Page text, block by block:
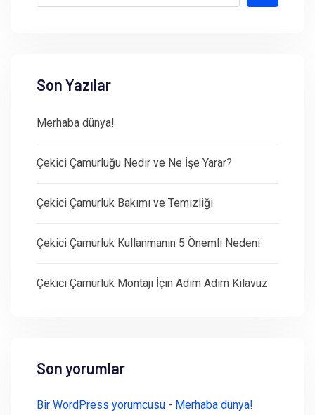
Son Yazılar
Merhaba dünya!
Çekici Çamurluğu Nedir ve Ne İşe Yarar?
Çekici Çamurluk Bakımı ve Temizliği
Çekici Çamurluk Kullanmanın 5 Önemli Nedeni
Çekici Çamurluk Montajı İçin Adım Adım Kılavuz
Son yorumlar
Bir WordPress yorumcusu - Merhaba dünya!